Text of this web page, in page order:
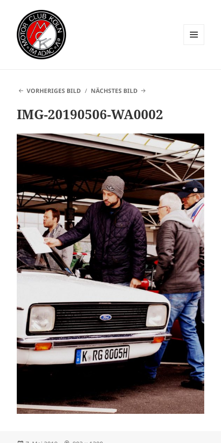
VORHERIGES BILD NÄCHSTES BILD
IMG-20190506-WA0002